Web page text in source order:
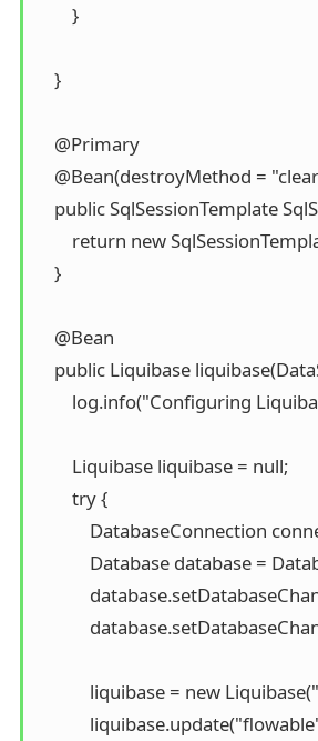
        }
    }
    @Primary
@Bean(destroyMethod =
public SqlSessionTemplate
return new
    }
    @Bean
public Liquibase
log.info("Configuring
        Liquibase liquibase = null;
        try {
DatabaseConnection
Database database =
liquibase = new